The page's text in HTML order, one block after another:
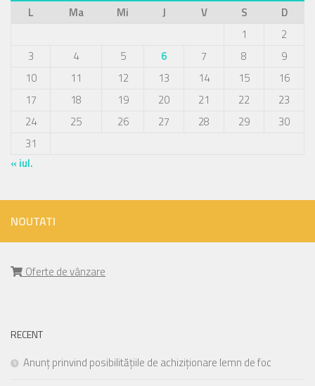
L
Ma Mi J V S
D
1
2
3
4 5 6 7 8
9
10
11 12 13 14 15
16
17
18 19 20 21 22
23
24
25 26 27 28 29
30
31
« iul.
NOUTATI
Oferte de vânzare
RECENT
Anunț prinvind posibilitățiile de achiziționare lemn de foc